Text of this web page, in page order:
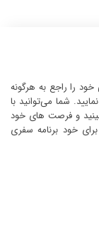
را راجع به هرگونه
شما می‌توانید با
و فرصت های خود
خود برنامه سفری